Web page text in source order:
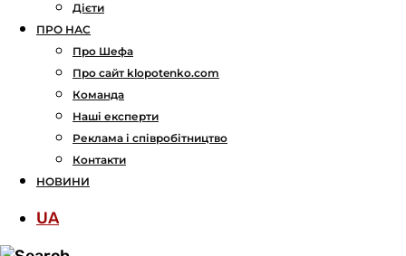
Дієти
ПРО НАС
Про Шефа
Про сайт klopotenko.com
Команда
Наші експерти
Реклама і співробітництво
Контакти
НОВИНИ
UA